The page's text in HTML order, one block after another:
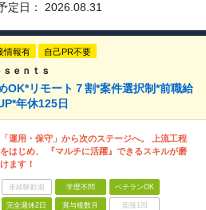
定日： 2026.08.31
情報有 自己PR不要
ｅｎｔｓ
OK*リモート７割*案件選択制*前職給
年休125日
「運用・保守」から次のステージへ。 上流工程
をはじめ、 『マルチに活躍』できるスキルが磨
けます！
未経験歓迎 学歴不問 ベテランOK
完全週休2日 賞与複数月 面接1回